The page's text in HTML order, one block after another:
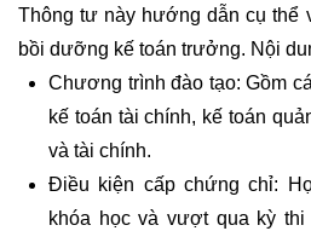
Thông tư này hướng dẫn cụ thể
bồi dưỡng kế toán trưởng. Nội
Chương trình đào tạo: Gồm
kế toán tài chính, kế toán
và tài chính.
Điều kiện cấp chứng chỉ:
khóa học và vượt qua kỳ